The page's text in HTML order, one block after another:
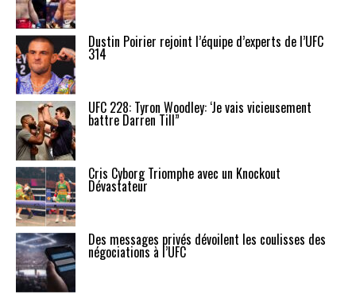
Dustin Poirier rejoint l’équipe d’experts de l’UFC
314
UFC 228: Tyron Woodley: ‘Je vais vicieusement
battre Darren Till”
Cris Cyborg Triomphe avec un Knockout
Dévastateur
Des messages privés dévoilent les coulisses des
négociations à l’UFC